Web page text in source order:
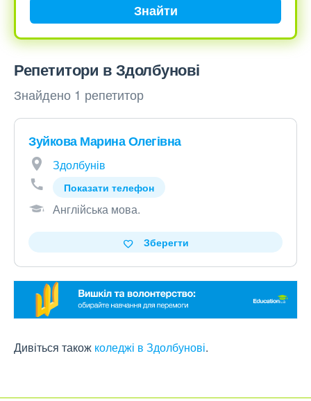
Знайти
Репетитори в Здолбунові
Знайдено 1 репетитор
Зуйкова Марина Олегівна
Здолбунів
Показати телефон
Англійська мова.
Зберегти
Дивіться також коледжі в Здолбунові.